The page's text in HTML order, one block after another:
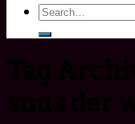
Search
for: